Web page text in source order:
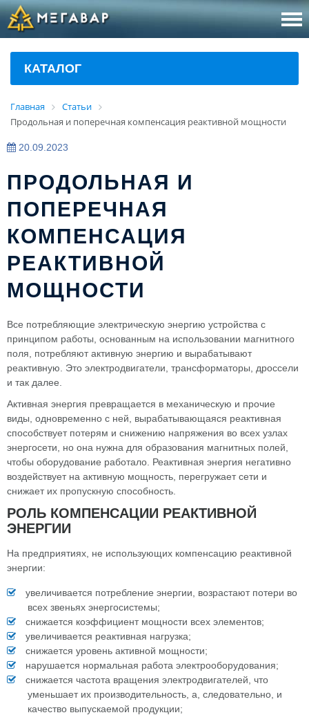
8
КАТАЛОГ
Главная
Статьи
Продольная и поперечная компенсация реактивной мощности
20.09.2023
ПРОДОЛЬНАЯ И
ПОПЕРЕЧНАЯ
КОМПЕНСАЦИЯ
РЕАКТИВНОЙ
МОЩНОСТИ
Все потребляющие электрическую энергию устройства с
принципом работы, основанным на использовании магнитного
поля, потребляют активную энергию и вырабатывают
реактивную. Это электродвигатели, трансформаторы, дроссели
и так далее.
Активная энергия превращается в механическую и прочие
виды, одновременно с ней, вырабатывающаяся реактивная
способствует потерям и снижению напряжения во всех узлах
энергосети, но она нужна для образования магнитных полей,
чтобы оборудование работало. Реактивная энергия негативно
воздействует на активную мощность, перегружает сети и
снижает их пропускную способность.
РОЛЬ КОМПЕНСАЦИИ РЕАКТИВНОЙ
ЭНЕРГИИ
На предприятиях, не использующих компенсацию реактивной
энергии:
увеличивается потребление энергии, возрастают потери во
всех звеньях энергосистемы;
снижается коэффициент мощности всех элементов;
увеличивается реактивная нагрузка;
снижается уровень активной мощности;
нарушается нормальная работа электрооборудования;
снижается частота вращения электродвигателей, что
уменьшает их производительность, а, следовательно, и
качество выпускаемой продукции;